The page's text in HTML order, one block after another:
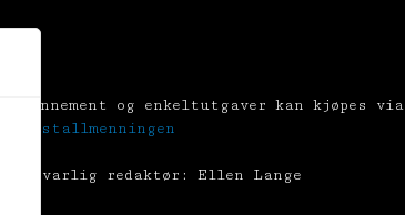
Abonnement og enkeltutgaver kan kjøpes via
Tekstallmenningen
Ansvarlig redaktør: Ellen Lange